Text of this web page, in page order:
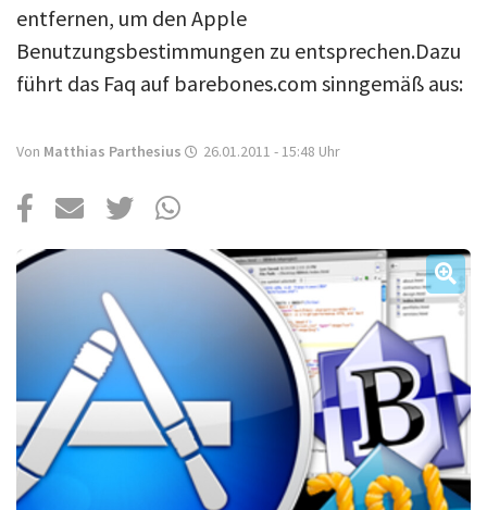
Über uns
Podcast
entfernen, um den Apple
Benutzungsbestimmungen zu entsprechen.Dazu
führt das Faq auf barebones.com sinngemäß aus:
Von Matthias Parthesius 26.01.2011 - 15:48 Uhr